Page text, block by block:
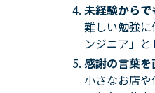
未経験から
難しい勉強
ンジニア」と
感謝の言葉
小さなお店